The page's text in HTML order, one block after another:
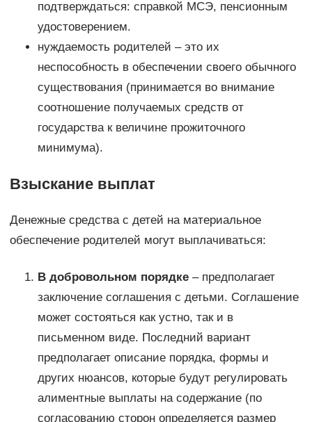
подтверждаться: справкой МСЭ, пенсионным
удостоверением.
нуждаемость родителей – это их
неспособность в обеспечении своего обычного
существования (принимается во внимание
соотношение получаемых средств от
государства к величине прожиточного
минимума).
Взыскание выплат
Денежные средства с детей на материальное
обеспечение родителей могут выплачиваться:
В добровольном порядке– предполагает
заключение соглашения с детьми. Соглашение
может состояться как устно, так и в
письменном виде. Последний вариант
предполагает описание порядка, формы и
других нюансов, которые будут регулировать
алиментные выплаты на содержание (по
согласованию сторон определяется размер